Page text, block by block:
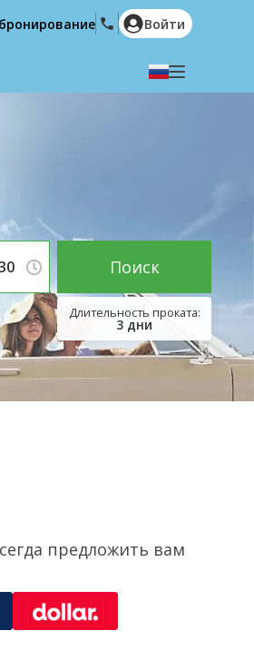
English (US)
Ελληνικά
Hrvatski
Войти
3 дни
Поиск
предложить вам